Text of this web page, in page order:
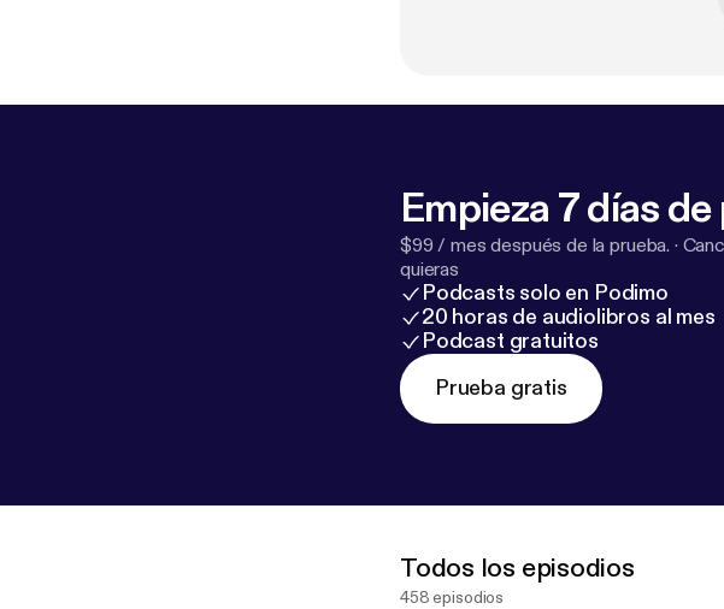
Empieza 7 días
$99 / mes después de la prueba. ·
quieras
Podcasts solo en Podimo
20 horas de audiolibros al mes
Podcast gratuitos
Prueba gratis
Todos los episodios
458 episodios